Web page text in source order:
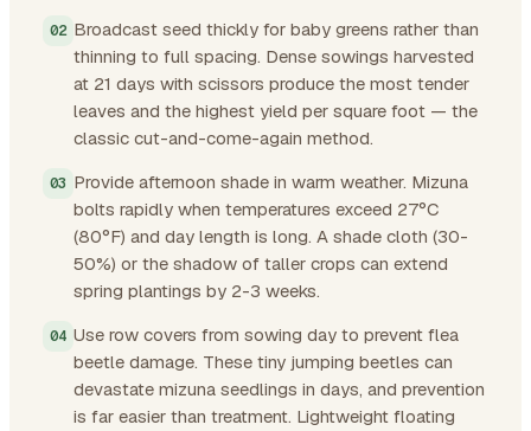
Broadcast seed thickly for baby greens rather than
thinning to full spacing. Dense sowings harvested
at 21 days with scissors produce the most tender
leaves and the highest yield per square foot — the
classic cut-and-come-again method.
Provide afternoon shade in warm weather. Mizuna
bolts rapidly when temperatures exceed 27°C
(80°F) and day length is long. A shade cloth (30-
50%) or the shadow of taller crops can extend
spring plantings by 2-3 weeks.
Use row covers from sowing day to prevent flea
beetle damage. These tiny jumping beetles can
devastate mizuna seedlings in days, and prevention
is far easier than treatment. Lightweight floating